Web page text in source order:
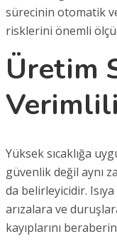
sürecinin otomatik
risklerini önemli
Üretim
Yüksek sıcaklığa
güvenlik değil aynı
da belirleyicidir.
arızalara ve
kayıplarını